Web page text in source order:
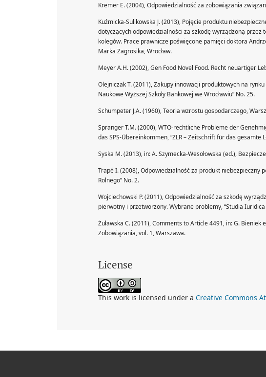
Kremer E. (2004), Odpowiedzialność za zobowiązania
Kuźmicka-Sulikowska J. (2013), Pojęcie produktu
dotyczących odpowiedzialności za szkodę wyrządzoną przez
kolegów. Prace prawnicze poświęcone pamięci doktora
Marka Zagrosika, Wrocław.
Meyer A.H. (2002), Gen Food Novel Food. Recht neuartiger
Olejniczak T. (2011), Zakupy innowacji produktowych na
Naukowe Wyższej Szkoły Bankowej we Wrocławiu” No. 25.
Schumpeter J.A. (1960), Teoria wzrostu gospodarczego,
Spranger T.M. (2000), WTO-rechtliche Probleme der
das SPS-Übereinkommen, “ZLR – Zeitschrift für das gesamte
Syska M. (2013), in: A. Szymecka-Wesołowska (ed.),
Trapé I. (2008), Odpowiedzialność za produkt niebezpieczny
Rolnego” No. 2.
Wojciechowski P. (2011), Odpowiedzialność za szkodę
pierwotny i przetworzony. Wybrane problemy, “Studia Iuridica
Żuławska C. (2011), Comments to Article 4491, in: G.
Zobowiązania, vol. 1, Warszawa.
License
This work is licensed under a Creative Commons